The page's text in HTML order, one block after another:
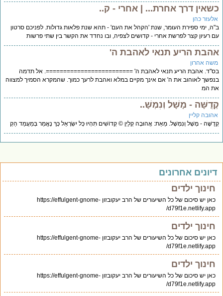
דרך אחרת... | אחרי - ק..
כהן
ימי ספירת העומר, שנת 'הקהל את העם' - תהא שנת פלאות גדולות. לפניכם סרטון
רעיון קצר לפרשת אחרי - קדושים לצפיה, ובו נחדד את הקשר בין שתי פרשות
הריע תנאי לאהבת ה'
אהרון
אהבת הריע תנאי לאהבת ה' =========================. אל תדמה
לאוהוב את ה' אם אינך מקיים במלא ואהבת לרעך כמוך. שהמקרא הסמיך למצווה
המ
- מָשָׁל וְנִמְשָׁ..
קליין
- מָשָׁל וְנִמְשָׁל. מֵאֵת: אֲהוּבָה קְלַיְן © קְדוֹשִׁים תִּהְיוּ כָּל יִשְׂרָאֵל כָּךְ נֶאֱמַר בְּמַעֲמַד הַקְ
אחרונים
חינוך ילדים
כאן יש סיכום של כל השיעורים של הרב יעקובזון https://effulgent-gnome-
d79f1e.netlify.app/
חינוך ילדים
כאן יש סיכום של כל השיעורים של הרב יעקובזון https://effulgent-gnome-
d79f1e.netlify.app/
חינוך ילדים
כאן יש סיכום של כל השיעורים של הרב יעקובזון https://effulgent-gnome-
d79f1e.netlify.app/